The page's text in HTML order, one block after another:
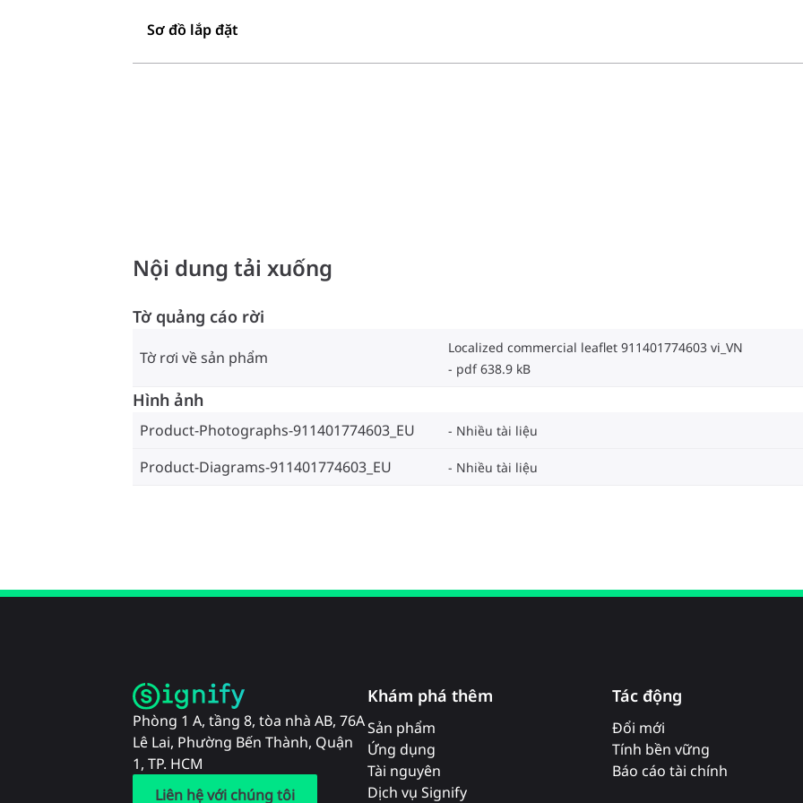
Sơ đồ lắp đặt
Nội dung tải xuống
Tờ quảng cáo rời
Tờ rơi về sản phẩm
Localized commercial leaflet 911401774603 vi_VN
pdf 638.9 kB
Hình ảnh
Product-Photographs-911401774603_EU Nhiều tài liệu
Product-Diagrams-911401774603_EU Nhiều tài liệu
Phòng 1 A, tầng 8, tòa nhà AB, 76A
Lê Lai, Phường Bến Thành, Quận
1, TP. HCM
Liên hệ với chúng tôi
Khám phá thêm
Sản phẩm
Ứng dụng
Tài nguyên
Dịch vụ Signify
Tác động
Đổi mới
Tính bền vững
Báo cáo tài chính